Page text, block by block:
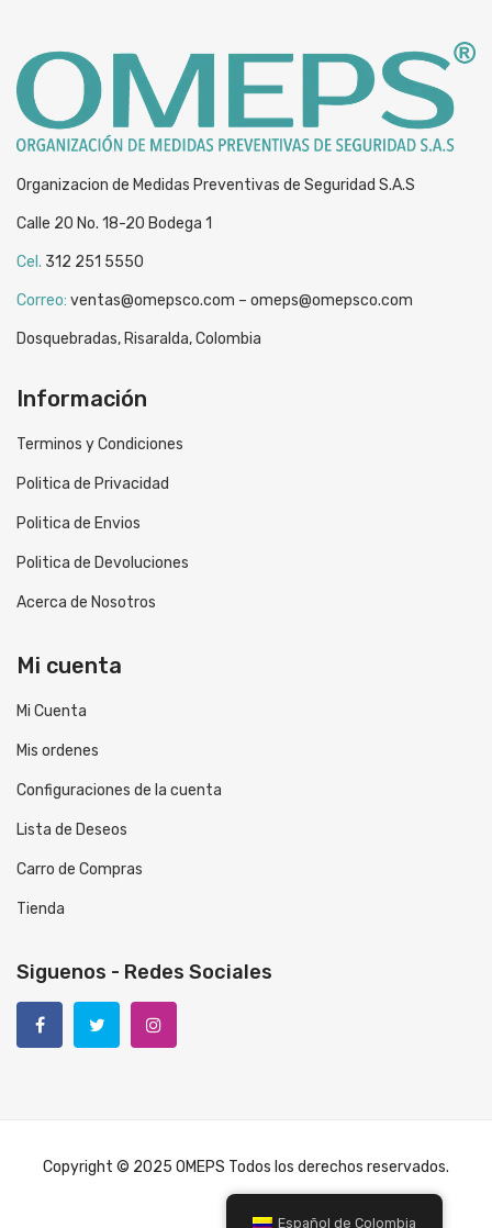
Organizacion de Medidas Preventivas de Seguridad S.A.S
Calle 20 No. 18-20 Bodega 1
Cel. 312 251 5550
Correo: ventas@omepsco.com – omeps@omepsco.com
Dosquebradas, Risaralda, Colombia
Información
Terminos y Condiciones
Politica de Privacidad
Politica de Envios
Politica de Devoluciones
Acerca de Nosotros
Mi cuenta
Mi Cuenta
Mis ordenes
Configuraciones de la cuenta
Lista de Deseos
Carro de Compras
Tienda
Siguenos - Redes Sociales
Copyright © 2025 OMEPS Todos los derechos reservados.
Español de Colombia